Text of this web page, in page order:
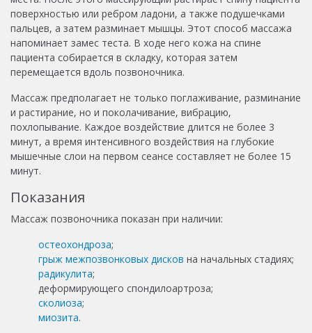
поверхностью или ребром ладони, а также подушечками
пальцев, а затем разминает мышцы. Этот способ массажа
напоминает замес теста. В ходе него кожа на спине
пациента собирается в складку, которая затем
перемещается вдоль позвоночника.
Массаж предполагает не только поглаживание, разминание
и растирание, но и поколачивание, вибрацию,
похлопывание. Каждое воздействие длится не более 3
минут, а время интенсивного воздействия на глубокие
мышечные слои на первом сеансе составляет не более 15
минут.
Показания
Массаж позвоночника показан при наличии:
остеохондроза;
грыж межпозвонковых дисков на начальных стадиях;
радикулита;
деформирующего спондилоартроза;
сколиоза;
миозита.